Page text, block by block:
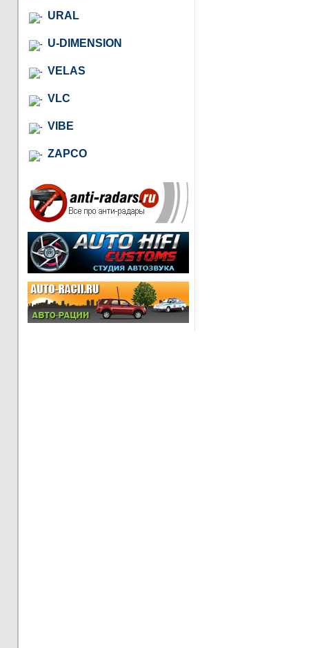
URAL
U-DIMENSION
VELAS
VLC
VIBE
ZAPCO